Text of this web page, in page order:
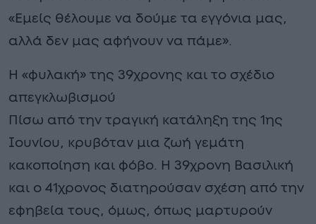
«Εμείς θέλουμε να δούμε τα εγγόνια μας,
αλλά δεν μας αφήνουν να πάμε».
Η «φυλακή» της 39χρονης και το σχέδιο
απεγκλωβισμού
Πίσω από την τραγική κατάληξη της 1ης
Ιουνίου, κρυβόταν μια ζωή γεμάτη
κακοποίηση και φόβο. Η 39χρονη Βασιλική
και ο 41χρονος διατηρούσαν σχέση από την
εφηβεία τους, όμως, όπως μαρτυρούν